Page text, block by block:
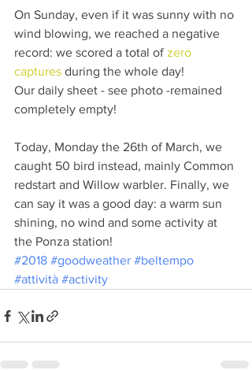
On Sunday, even if it was sunny with no
wind blowing, we reached a negative
record: we scored a total of zero
captures during the whole day!
Our daily sheet - see photo -remained
completely empty!
Today, Monday the 26th of March, we
caught 50 bird instead, mainly Common
redstart and Willow warbler. Finally, we
can say it was a good day: a warm sun
shining, no wind and some activity at
the Ponza station!
#2018 #goodweather #beltempo
#attività #activity